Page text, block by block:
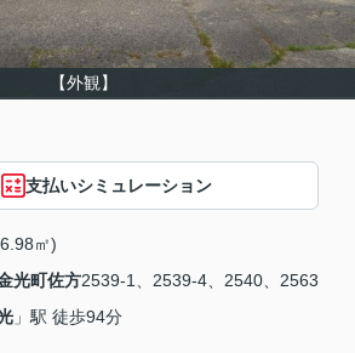
【外観】
支払いシミュレーション
㎡)
光町佐方2539-1、2539-4、2540、2563
」駅 徒歩94分